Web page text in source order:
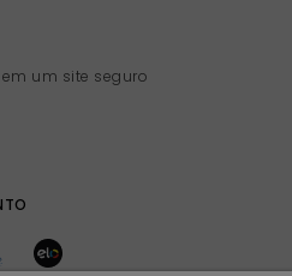
um site seguro